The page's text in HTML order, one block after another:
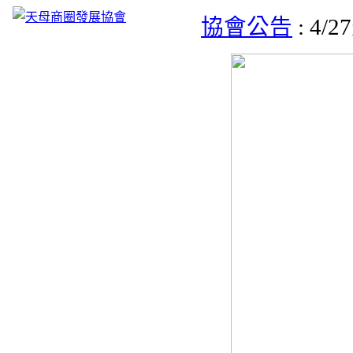
協會公告 : 4/